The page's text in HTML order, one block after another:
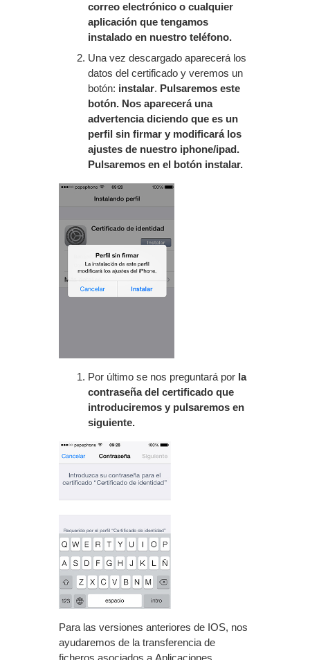
correo electrónico o cualquier
aplicación que tengamos
instalado en nuestro teléfono.
Una vez descargado aparecerá los
datos del certificado y veremos un
botón: instalar. Pulsaremos este
botón. Nos aparecerá una
advertencia diciendo que es un
perfil sin firmar y modificará los
ajustes de nuestro iphone/ipad.
Pulsaremos en el botón instalar.
Por último se nos preguntará por la
contraseña del certificado que
introduciremos y pulsaremos en
siguiente.
Para las versiones anteriores de IOS, nos
ayudaremos de la transferencia de